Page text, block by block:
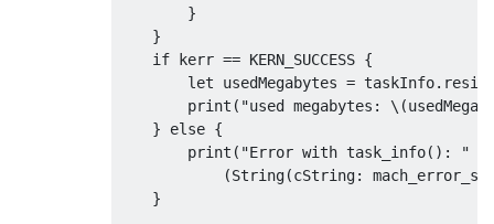
}
}
if kerr == KERN_SUCCESS {
        let usedMegabytes
= taskInfo.
        print
( "used megabytes:
}
else {
        print
( "Error with task_info(): "
(String(cString:
}